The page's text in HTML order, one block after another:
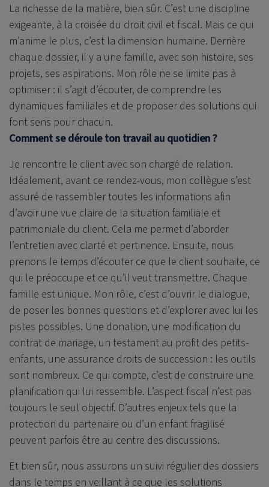
La richesse de la matière, bien sûr. C’est une discipline
exigeante, à la croisée du droit civil et fiscal. Mais ce qui
m’anime le plus, c’est la dimension humaine. Derrière
chaque dossier, il y a une famille, avec son histoire, ses
projets, ses aspirations. Mon rôle ne se limite pas à
optimiser : il s’agit d’écouter, de comprendre les
dynamiques familiales et de proposer des solutions qui
font sens pour chacun.
Comment se déroule ton travail au quotidien ?
Je rencontre le client avec son chargé de relation.
Idéalement, avant ce rendez-vous, mon collègue s’est
assuré de rassembler toutes les informations afin
d’avoir une vue claire de la situation familiale et
patrimoniale du client. Cela me permet d’aborder
l’entretien avec clarté et pertinence. Ensuite, nous
prenons le temps d’écouter ce que le client souhaite, ce
qui le préoccupe et ce qu’il veut transmettre. Chaque
famille est unique. Mon rôle, c’est d’ouvrir le dialogue,
de poser les bonnes questions et d’explorer avec lui les
pistes possibles. Une donation, une modification du
contrat de mariage, un testament au profit des petits-
enfants, une assurance droits de succession : les outils
sont nombreux. Ce qui compte, c’est de construire une
planification qui lui ressemble. L’aspect fiscal n’est pas
toujours le seul objectif. D’autres enjeux tels que la
protection du partenaire ou d’un enfant fragilisé
peuvent parfois être au centre des discussions.
Et bien sûr, nous assurons un suivi régulier des dossiers
dans le temps en veillant à ce que les solutions